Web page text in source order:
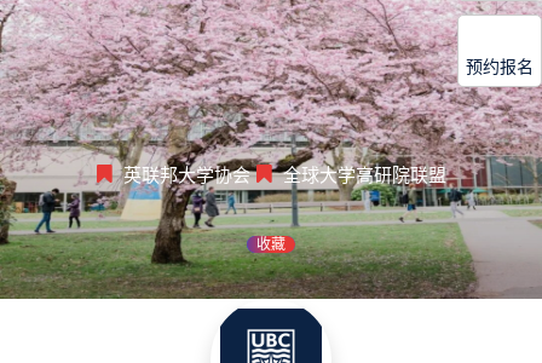
英联邦大学协会 全球大学高研院联盟
收藏
预约报名